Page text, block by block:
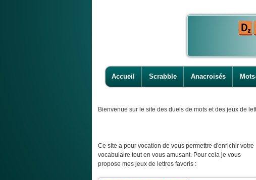
Accueil Scrabble Anacroisés
Bienvenue sur le site des duels de mots et des jeux de
Ce site a pour vocation de vous permettre d'enrichir votre
vocabulaire tout en vous amusant. Pour cela je vous
propose mes jeux de lettres favoris :